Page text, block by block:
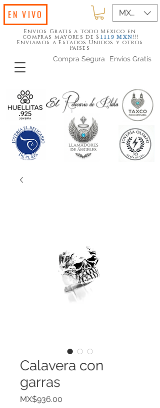
Envios Gratis
Compra Segura
Envios Gratis a todo Mexico en
compras mayores de $ 1119 MXN!!!
Enviamos a Estados Unidos y otros
Paises
MXN ($)
EN VIVO
Calavera con
garras
MX$936.00